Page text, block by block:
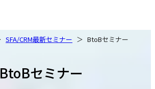
SFA/CRM最新セミナー BtoBセミナー
BtoBセミナー